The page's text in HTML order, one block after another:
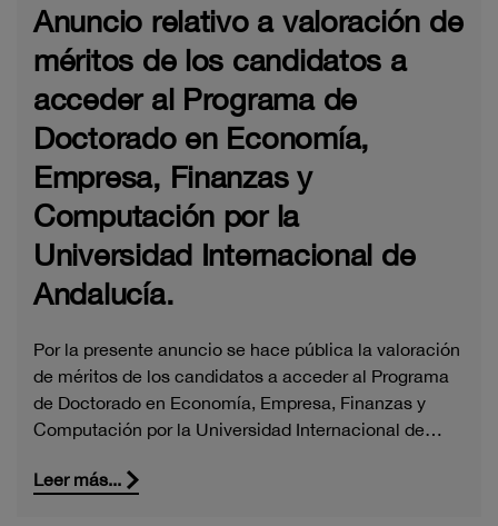
Anuncio relativo a valoración de
méritos de los candidatos a
acceder al Programa de
Doctorado en Economía,
Empresa, Finanzas y
Computación por la
Universidad Internacional de
Andalucía.
Por la presente anuncio se hace pública la valoración
de méritos de los candidatos a acceder al Programa
de Doctorado en Economía, Empresa, Finanzas y
Computación por la Universidad Internacional de…
Leer más...